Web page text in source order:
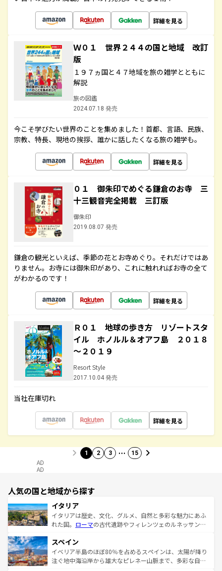
詳細を見る
Ｗ０１ 世界２４４の国と地域 改訂
版
１９７ヵ国と４７地域を旅の雑学とともに
解説
旅の図鑑
2024.07.18 発売
今こそ学びたい世界のことを集めました！首都、言語、民族、
宗教、特長、現地の挨拶、誰かに話したくなる旅の雑学も。
詳細を見る
０１ 御朱印でめぐる鎌倉のお寺 三
十三観音完全掲載 三訂版
御朱印
2019.08.07 発売
鎌倉の観光といえば、季節の花とお寺めぐり。それだけではあ
りません。お寺には御朱印があり、これに触れればお寺の全て
がわかるのです！
詳細を見る
Ｒ０１ 地球の歩き方 リゾートスタ
イル ホノルル＆オアフ島 ２０１８
～２０１９
Resort Style
2017.10.04 発売
当社在庫切れ
詳細を見る
1 2 3 … 15
AD
AD
人気の国と地域から探す
イタリア
イタリアは歴史、文化、グルメ、自然と多彩な魅力にあふ
れた国。 ローマの古代遺跡やフィレンツェのルネッサンス
ろん、トスカーナの美しい田園風景やアマルフィ海岸の絶
景など、自然景観も見逃せない。観光の合間には、本場の
ピザやパスタなど、絶品のイタリア料理を堪能することも
スペイン
イベリア半島のほぼ80％を占めるスペインは、太陽が降り
注ぐ地中海沿岸から雄大なピレネー山脈まで、多彩な自然